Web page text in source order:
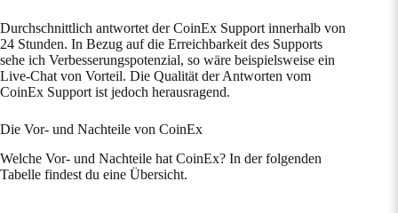
Durchschnittlich antwortet der CoinEx Support innerhalb von
24 Stunden. In Bezug auf die Erreichbarkeit des Supports
sehe ich Verbesserungspotenzial, so wäre beispielsweise ein
Live-Chat von Vorteil. Die Qualität der Antworten vom
CoinEx Support ist jedoch herausragend.
Die Vor- und Nachteile von CoinEx
Welche Vor- und Nachteile hat CoinEx? In der folgenden
Tabelle findest du eine Übersicht.